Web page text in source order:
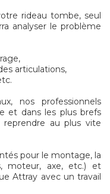
rideau tombe, seul
analyser le problème
articulations,
nos professionnels
et dans les plus brefs
au plus vite
pour le montage, la
moteur, axe, etc.) et
Attray avec un travail